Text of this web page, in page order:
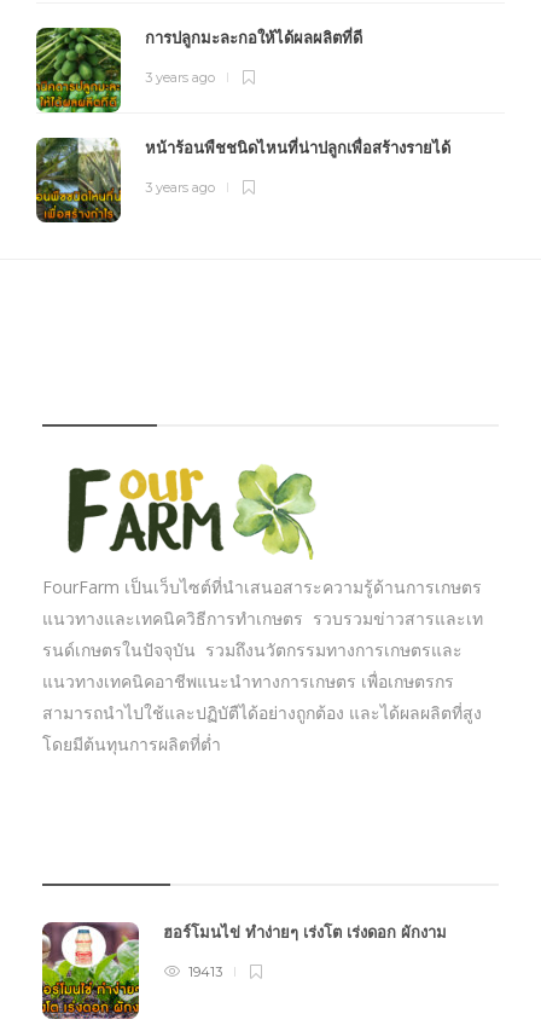
การปลูกมะละกอให้ได้ผลผลิตที่ดี
3 years ago
หน้าร้อนพืชชนิดไหนที่น่าปลูกเพื่อสร้างรายได้
3 years ago
FourFarm เป็นเว็บไซต์ที่นำเสนอสาระความรู้ด้านการเกษตร
แนวทางและเทคนิควิธีการทำเกษตร รวบรวมข่าวสารและเท
รนด์เกษตรในปัจจุบัน รวมถึงนวัตกรรมทางการเกษตรและ
แนวทางเทคนิคอาชีพแนะนำทางการเกษตร เพื่อเกษตรกร
สามารถนำไปใช้และปฏิบัตืได้อย่างถูกต้อง และได้ผลผลิตที่สูง
โดยมีต้นทุนการผลิตที่ต่ำ
ฮอร์โมนไข่ ทำง่ายๆ เร่งโต เร่งดอก ผักงาม
19413